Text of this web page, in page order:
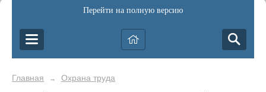
Перейти на полную версию
Главная → Охрана труда